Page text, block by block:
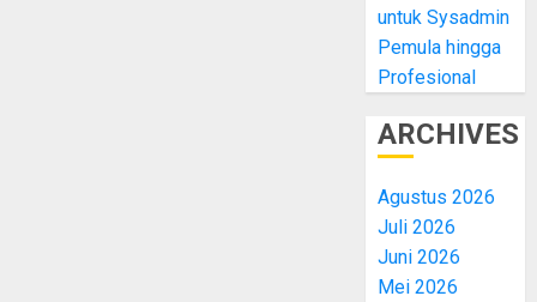
untuk Sysadmin
Pemula hingga
Profesional
ARCHIVES
Agustus 2026
Juli 2026
Juni 2026
Mei 2026